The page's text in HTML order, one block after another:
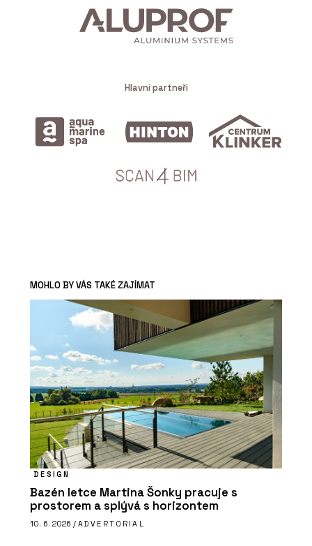
Hlavní partneři
MOHLO BY VÁS TAKÉ ZAJÍMAT
DESIGN
Bazén letce Martina Šonky pracuje s
prostorem a splývá s horizontem
10. 6. 2026 / ADVERTORIAL